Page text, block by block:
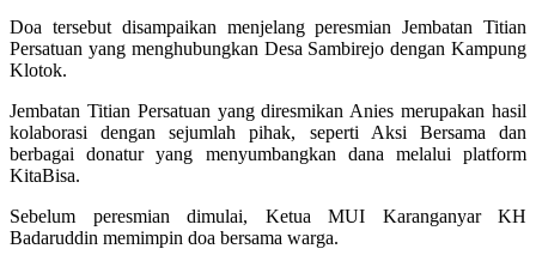
Doa tersebut disampaikan menjelang peresmian Jembatan Titian
Persatuan yang menghubungkan Desa Sambirejo dengan Kampung
Klotok.
Jembatan Titian Persatuan yang diresmikan Anies merupakan hasil
kolaborasi dengan sejumlah pihak, seperti Aksi Bersama dan
berbagai donatur yang menyumbangkan dana melalui platform
KitaBisa.
Sebelum peresmian dimulai, Ketua MUI Karanganyar KH
Badaruddin memimpin doa bersama warga.